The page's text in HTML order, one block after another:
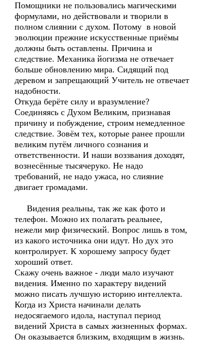
Помощники не пользовались магическими
формулами, но действовали и творили в
полном слиянии с духом. Потому в новой
эволюции прежние искусственные приёмы
должны быть оставлены. Причина и
следствие. Механика йогизма не отвечает
больше обновлению мира. Сидящий под
деревом и запрещающий Учитель не отвечает
надобности.
Откуда берёте силу и вразумление?
Соединяясь с Духом Великим, признавая
причину и побуждение, строим немедленное
следствие. Зовём тех, которые ранее прошли
великим путём личного сознания и
ответственности. И наши воззвания доходят,
вознесённые тысячеруко. Не надо
требований, не надо ужаса, но слияние
двигает громадами.
Видения реальны, так же как фото и
телефон. Можно их полагать реальнее,
нежели мир физический. Вопрос лишь в том,
из какого источника они идут. Но дух это
контролирует. К хорошему запросу будет
хороший ответ.
Скажу очень важное - люди мало изучают
видения. Именно по характеру видений
можно писать лучшую историю интеллекта.
Когда из Христа начинали делать
недосягаемого идола, наступал период
видений Христа в самых жизненных формах.
Он оказывается близким, входящим в жизнь.